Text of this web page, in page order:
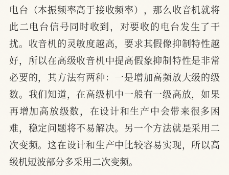
电台（本振频率高于接收频率），那么收音机就将
此二电台信号同时收到，对要收的电台发生了干
扰。收音机的灵敏度越高，要求其假像抑制特性越
好，所以在高级收音机中提高假象抑制特性是非常
必要的，其方法有两种：一是增加高频放大级的级
数。我们知道，在高级机中一般有一级高放，如果
再增加高放级数，在设计和生产中会带来很多困
难，稳定问题将不易解决。另一个方法就是采用二
次变频。这在设计和生产中比较容易实现，所以高
级机短波部分多采用二次变频。